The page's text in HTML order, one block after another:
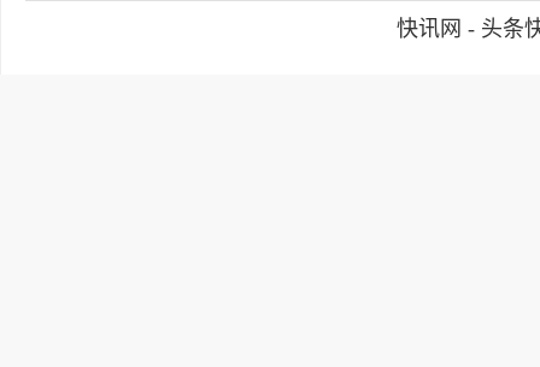
快讯网 - 头条